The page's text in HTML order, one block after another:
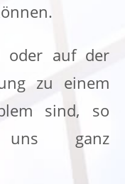
oder auf der
zu einem
sind, so
uns ganz